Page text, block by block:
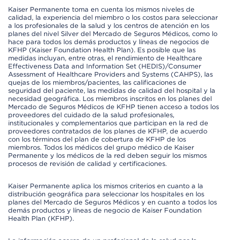
Kaiser Permanente toma en cuenta los mismos niveles de
calidad, la experiencia del miembro o los costos para seleccionar
a los profesionales de la salud y los centros de atención en los
planes del nivel Silver del Mercado de Seguros Médicos, como lo
hace para todos los demás productos y líneas de negocios de
KFHP (Kaiser Foundation Health Plan). Es posible que las
medidas incluyan, entre otras, el rendimiento de Healthcare
Effectiveness Data and Information Set (HEDIS)/Consumer
Assessment of Healthcare Providers and Systems (CAHPS), las
quejas de los miembros/pacientes, las calificaciones de
seguridad del paciente, las medidas de calidad del hospital y la
necesidad geográfica. Los miembros inscritos en los planes del
Mercado de Seguros Médicos de KFHP tienen acceso a todos los
proveedores del cuidado de la salud profesionales,
institucionales y complementarios que participan en la red de
proveedores contratados de los planes de KFHP, de acuerdo
con los términos del plan de cobertura de KFHP de los
miembros. Todos los médicos del grupo médico de Kaiser
Permanente y los médicos de la red deben seguir los mismos
procesos de revisión de calidad y certificaciones.
Kaiser Permanente aplica los mismos criterios en cuanto a la
distribución geográfica para seleccionar los hospitales en los
planes del Mercado de Seguros Médicos y en cuanto a todos los
demás productos y líneas de negocio de Kaiser Foundation
Health Plan (KFHP).